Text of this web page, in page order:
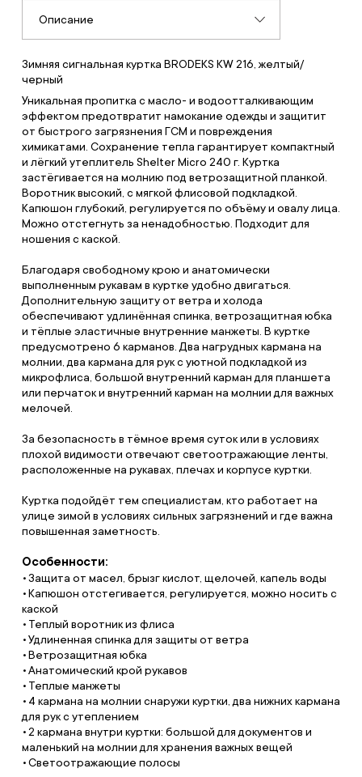
Описание
Зимняя сигнальная куртка BRODEKS KW 216, желтый/
черный
Уникальная пропитка с масло- и водоотталкивающим
эффектом предотвратит намокание одежды и защитит
от быстрого загрязнения ГСМ и повреждения
химикатами. Сохранение тепла гарантирует компактный
и лёгкий утеплитель Shelter Micro 240 г. Куртка
застёгивается на молнию под ветрозащитной планкой.
Воротник высокий, с мягкой флисовой подкладкой.
Капюшон глубокий, регулируется по объёму и овалу лица.
Можно отстегнуть за ненадобностью. Подходит для
ношения с каской.
Благодаря свободному крою и анатомически
выполненным рукавам в куртке удобно двигаться.
Дополнительную защиту от ветра и холода
обеспечивают удлинённая спинка, ветрозащитная юбка
и тёплые эластичные внутренние манжеты. В куртке
предусмотрено 6 карманов. Два нагрудных кармана на
молнии, два кармана для рук с уютной подкладкой из
микрофлиса, большой внутренний карман для планшета
или перчаток и внутренний карман на молнии для важных
мелочей.
За безопасность в тёмное время суток или в условиях
плохой видимости отвечают светоотражающие ленты,
расположенные на рукавах, плечах и корпусе куртки.
Куртка подойдёт тем специалистам, кто работает на
улице зимой в условиях сильных загрязнений и где важна
повышенная заметность.
Особенности:
Защита от масел, брызг кислот, щелочей, капель воды
Капюшон отстегивается, регулируется, можно носить с
каской
Теплый воротник из флиса
Удлиненная спинка для защиты от ветра
Ветрозащитная юбка
Анатомический крой рукавов
Теплые манжеты
4 кармана на молнии снаружи куртки, два нижних кармана
для рук с утеплением
2 кармана внутри куртки: большой для документов и
маленький на молнии для хранения важных вещей
Светоотражающие полосы